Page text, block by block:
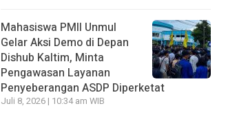
Mahasiswa PMII Unmul
Gelar Aksi Demo di Depan
Dishub Kaltim, Minta
Pengawasan Layanan
Penyeberangan ASDP Diperketat
Juli 8, 2026 | 10:34 am WIB